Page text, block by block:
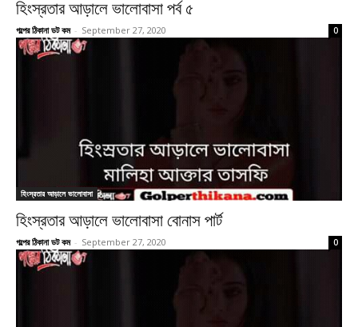
হিংস্রতার আড়ালে ভালোবাসা পর্ব ৫
গল্পের ঠিকানা ডট কম - September 27, 2020 0
হিংস্রতার আড়ালে ভালোবাসা
হিংস্রতার আড়ালে ভালোবাসা বোনাস পার্ট
গল্পের ঠিকানা ডট কম - September 27, 2020 0